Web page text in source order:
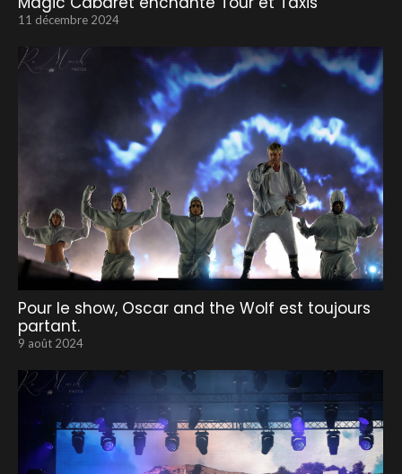
11 décembre 2024
Pour le show, Oscar and the Wolf est toujours
partant.
9 août 2024